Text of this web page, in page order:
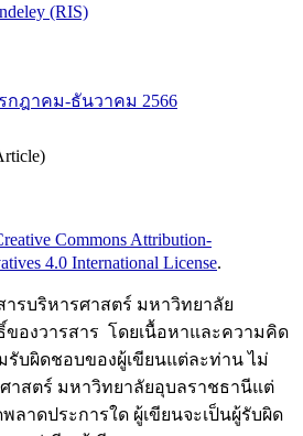
(RIS)
กฎาคม-ธันวาคม 2566
Commons Attribution-
4.0 International License.
รบริหารศาสตร์ มหาวิทยาลัย
องวารสาร โดยเนื้อหาและความคิด
รับผิดชอบของผู้เขียนแต่ละท่าน ไม่
าสตร์ มหาวิทยาลัยอุบลราชธานีแต่
ลาดประการใด ผู้เขียนจะเป็นผู้รับผิด